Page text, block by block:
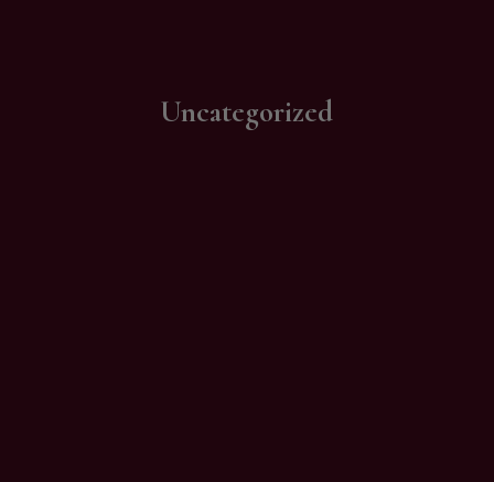
Uncategorized